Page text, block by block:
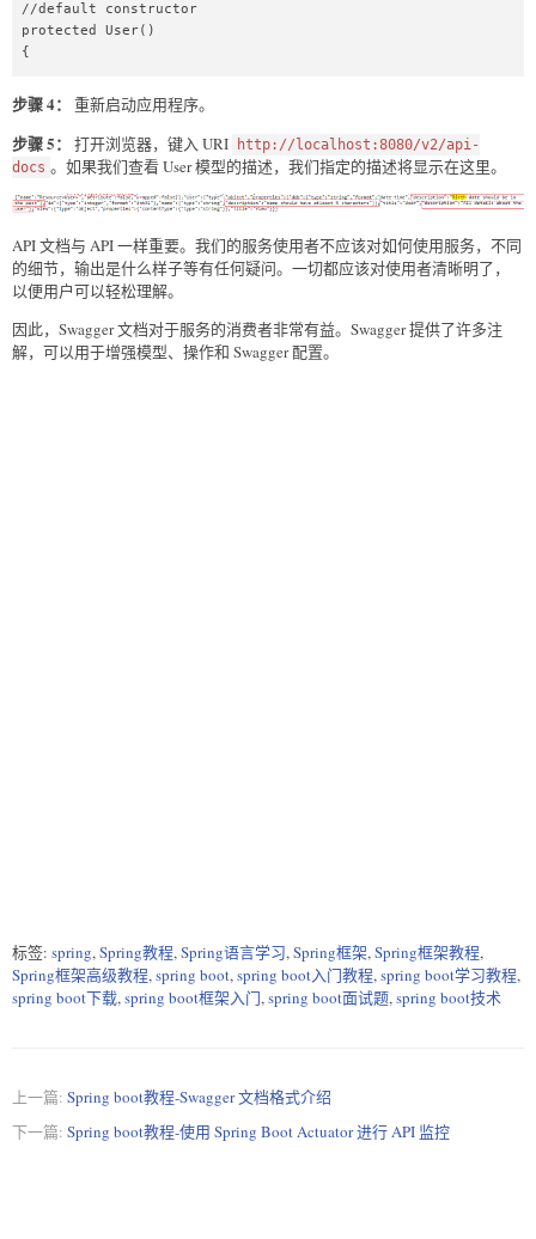
//default constructor
protected User()
{
}
public User(Integer id, String name, Date dob)
{
super();
this.name = name;
}
public Integer getId()
{
}
public void setId(Integer id)
}
步骤 4： 重新启动应用程序。
步骤 5： 打开浏览器，键入 URI
http://localhost:8080/v2/api-
docs 。如果我们查看 User 模型的描述，我们指定的描述将显示在这里。
API 文档与 API 一样重要。我们的服务使用者不应该对如何使用服务，不同
的细节，输出是什么样子等有任何疑问。一切都应该对使用者清晰明了，
以便用户可以轻松理解。
因此，Swagger 文档对于服务的消费者非常有益。Swagger 提供了许多注
解，可以用于增强模型、操作和 Swagger 配置。
标签: spring,Spring教程,Spring语言学习,Spring框架,Spring框架教程,
Spring框架高级教程,spring boot,spring boot入门教程,spring boot学习教程,
spring boot下载,spring boot框架入门,spring boot面试题,spring boot技术
上一篇: Spring boot教程-Swagger 文档格式介绍
下一篇: Spring boot教程-使用 Spring Boot Actuator 进行 API 监控